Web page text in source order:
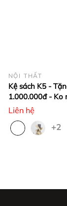
NỘI THẤT
Kệ sách K5 -
1.000.000đ - Ko
Liên hệ
+2